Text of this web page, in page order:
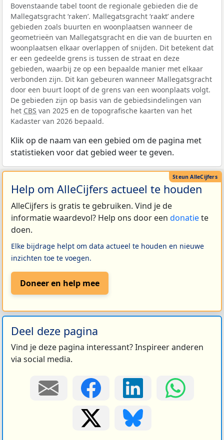
Bovenstaande tabel toont de regionale gebieden die de
Mallegatsgracht ‘raken’. Mallegatsgracht ‘raakt’ andere
gebieden zoals buurten en woonplaatsen wanneer de
geometrieën van Mallegatsgracht en die van de buurten en
woonplaatsen elkaar overlappen of snijden. Dit betekent dat
er een gedeelde grens is tussen de straat en deze
gebieden, waarbij ze op een bepaalde manier met elkaar
verbonden zijn. Dit kan gebeuren wanneer Mallegatsgracht
door een buurt loopt of de grens van een woonplaats volgt.
De gebieden zijn op basis van de gebiedsindelingen van
het CBS van 2025 en de topografische kaarten van het
Kadaster van 2026 bepaald.
Klik op de naam van een gebied om de pagina met
statistieken voor dat gebied weer te geven.
Help om AlleCijfers actueel te houden
AlleCijfers is gratis te gebruiken. Vind je de
informatie waardevol? Help ons door een donatiete
doen.
Elke bijdrage helpt om data actueel te houden en nieuwe
inzichten toe te voegen.
Doneer en help mee
Deel deze pagina
Vind je deze pagina interessant? Inspireer anderen
via social media.